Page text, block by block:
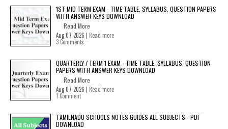
1ST MID TERM EXAM - TIME TABLE, SYLLABUS, QUESTION PAPERS
WITH ANSWER KEYS DOWNLOAD
Read More
Aug 07 2026 | Read more
3 Comments
QUARTERLY / TERM 1 EXAM - TIME TABLE, SYLLABUS, QUESTION
PAPERS WITH ANSWER KEYS DOWNLOAD
Read More
Aug 07 2026 | Read more
1 Comment
TAMILNADU SCHOOLS NOTES GUIDES ALL SUBJECTS - PDF
DOWNLOAD